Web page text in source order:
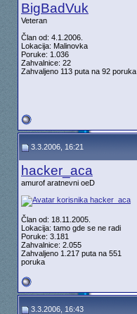
BigBadVuk
Veteran
Član od: 4.1.2006.
Lokacija: Malinovka
Poruke: 1.036
Zahvalnice: 22
Zahvaljeno 113 puta na 92 poruka
3.3.2006, 16:21
hacker_aca
amurof aratnevni oeD
Član od: 18.11.2005.
Lokacija: tamo gde se ne radi
Poruke: 3.181
Zahvalnice: 2.055
Zahvaljeno 1.217 puta na 551
poruka
3.3.2006, 16:43